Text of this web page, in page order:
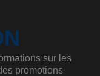
sur les
promotions